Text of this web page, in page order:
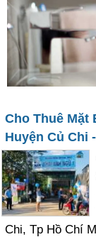
Cho Thuê Mặt
Huyện Củ Chi
Chi, Tp Hồ Chí